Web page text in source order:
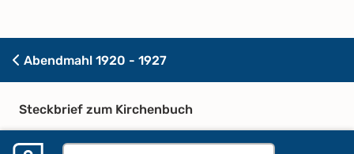
Abendmahl 1920 - 1927
Steckbrief zum Kirchenbuch